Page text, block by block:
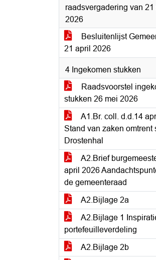
raadsvergadering van 21
2026
Besluitenlijst
21 april 2026
4 Ingekomen stukken
Raadsvoorstel
stukken 26 mei 2026
A1.Br. coll. d.d.14
Stand van zaken omtrent
Drostenhal
A2.Brief
april 2026
de gemeenteraad
A2.Bijlage 2a
A2.Bijlage 1
portefeuilleverdeling
A2.Bijlage 2b